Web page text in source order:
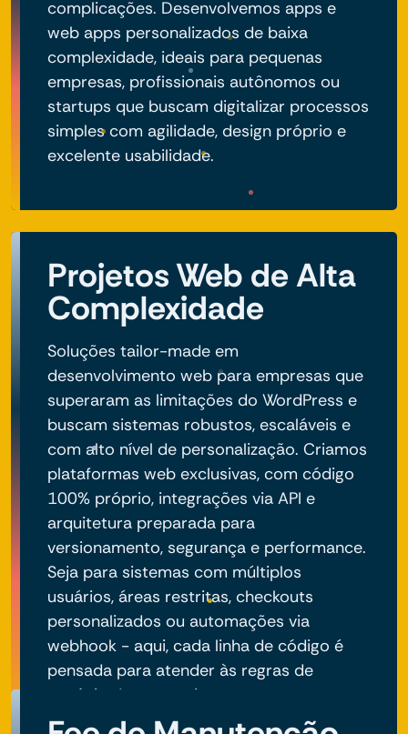
complicações. Desenvolvemos apps e
web apps personalizados de baixa
complexidade, ideais para pequenas
empresas, profissionais autônomos ou
startups que buscam digitalizar processos
simples com agilidade, design próprio e
excelente usabilidade.
Projetos Web de Alta
Complexidade
Soluções tailor-made em
desenvolvimento web para empresas que
superaram as limitações do WordPress e
buscam sistemas robustos, escaláveis e
com alto nível de personalização. Criamos
plataformas web exclusivas, com código
100% próprio, integrações via API e
arquitetura preparada para
versionamento, segurança e performance.
Seja para sistemas com múltiplos
usuários, áreas restritas, checkouts
personalizados ou automações via
webhook - aqui, cada linha de código é
pensada para atender às regras de
negócio do seu projeto.